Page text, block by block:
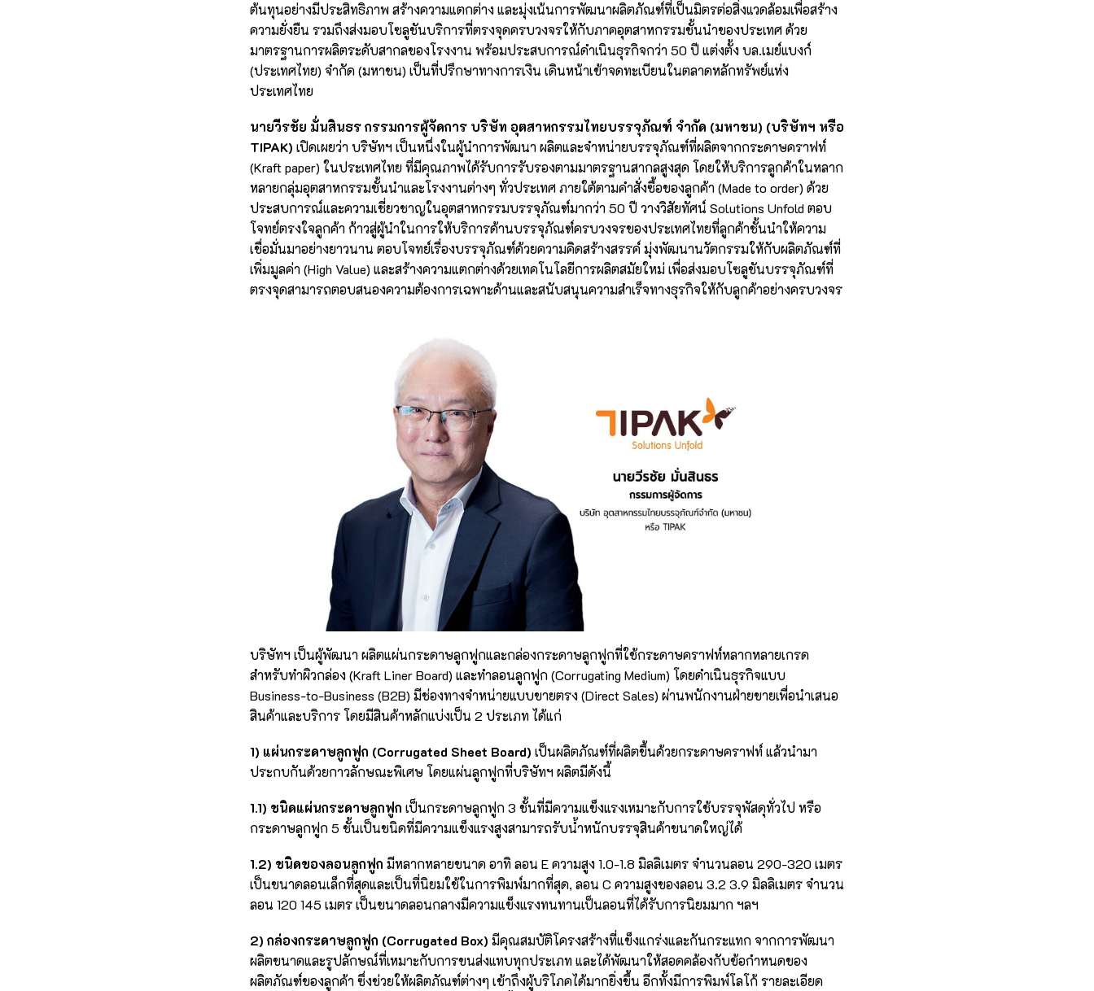
ต้นทุนอย่างมีประสิทธิภาพ สร้างความแตกต่าง และมุ่งเน้นการพัฒนาผลิตภัณฑ์ที่เป็นมิตรต่อสิ่งแวดล้อมเพื่อสร้าง
ความยั่งยืน รวมถึงส่งมอบโซลูชันบริการที่ตรงจุดครบวงจรให้กับภาคอุตสาหกรรมชั้นนำของประเทศ ด้วย
มาตรฐานการผลิตระดับสากลของโรงงาน พร้อมประสบการณ์ดำเนินธุรกิจกว่า 50 ปี แต่งตั้ง บล.เมย์แบงก์
(ประเทศไทย) จำกัด (มหาชน) เป็นที่ปรึกษาทางการเงิน เดินหน้าเข้าจดทะเบียนในตลาดหลักทรัพย์แห่ง
ประเทศไทย
นายวีรชัย มั่นสินธร กรรมการผู้จัดการ บริษัท อุตสาหกรรมไทยบรรจุภัณฑ์ จำกัด (มหาชน) (บริษัทฯ หรือ
TIPAK) เปิดเผยว่า บริษัทฯ เป็นหนึ่งในผู้นำการพัฒนา ผลิตและจำหน่ายบรรจุภัณฑ์ที่ผลิตจากกระดาษคราฟท์
(Kraft paper) ในประเทศไทย ที่มีคุณภาพได้รับการรับรองตามมาตรฐานสากลสูงสุด โดยให้บริการลูกค้าในหลาก
หลายกลุ่มอุตสาหกรรมชั้นนำและโรงงานต่างๆ ทั่วประเทศ ภายใต้ตามคำสั่งซื้อของลูกค้า (Made to order) ด้วย
ประสบการณ์และความเชี่ยวชาญในอุตสาหกรรมบรรจุภัณฑ์มากว่า 50 ปี วางวิสัยทัศน์ Solutions Unfold ตอบ
โจทย์ตรงใจลูกค้า ก้าวสู่ผู้นำในการให้บริการด้านบรรจุภัณฑ์ครบวงจรของประเทศไทยที่ลูกค้าชั้นนำให้ความ
เชื่อมั่นมาอย่างยาวนาน ตอบโจทย์เรื่องบรรจุภัณฑ์ด้วยความคิดสร้างสรรค์ มุ่งพัฒนานวัตกรรมให้กับผลิตภัณฑ์ที่
เพิ่มมูลค่า (High Value) และสร้างความแตกต่างด้วยเทคโนโลยีการผลิตสมัยใหม่ เพื่อส่งมอบโซลูชันบรรจุภัณฑ์ที่
ตรงจุดสามารถตอบสนองความต้องการเฉพาะด้านและสนับสนุนความสำเร็จทางธุรกิจให้กับลูกค้าอย่างครบวงจร
บริษัทฯ เป็นผู้พัฒนา ผลิตแผ่นกระดาษลูกฟูกและกล่องกระดาษลูกฟูกที่ใช้กระดาษคราฟท์หลากหลายเกรด
สำหรับทำผิวกล่อง (Kraft Liner Board) และทำลอนลูกฟูก (Corrugating Medium) โดยดำเนินธุรกิจแบบ
Business-to-Business (B2B) มีช่องทางจำหน่ายแบบขายตรง (Direct Sales) ผ่านพนักงานฝ่ายขายเพื่อนำเสนอ
สินค้าและบริการ โดยมีสินค้าหลักแบ่งเป็น 2 ประเภท ได้แก่
1) แผ่นกระดาษลูกฟูก (Corrugated Sheet Board) เป็นผลิตภัณฑ์ที่ผลิตขึ้นด้วยกระดาษคราฟท์ แล้วนำมา
ประกบกันด้วยกาวลักษณะพิเศษ โดยแผ่นลูกฟูกที่บริษัทฯ ผลิตมีดังนี้
1.1) ชนิดแผ่นกระดาษลูกฟูก เป็นกระดาษลูกฟูก 3 ชั้นที่มีความแข็งแรงเหมาะกับการใช้บรรจุพัสดุทั่วไป หรือ
กระดาษลูกฟูก 5 ชั้นเป็นชนิดที่มีความแข็งแรงสูงสามารถรับน้ำหนักบรรจุสินค้าขนาดใหญ่ได้
1.2) ชนิดของลอนลูกฟูก มีหลากหลายขนาด อาทิ ลอน E ความสูง 1.0-1.8 มิลลิเมตร จำนวนลอน 290-320 เมตร
เป็นขนาดลอนเล็กที่สุดและเป็นที่นิยมใช้ในการพิมพ์มากที่สุด, ลอน C ความสูงของลอน 3.2 3.9 มิลลิเมตร จำนวน
ลอน 120 145 เมตร เป็นขนาดลอนกลางมีความแข็งแรงทนทานเป็นลอนที่ได้รับการนิยมมาก ฯลฯ
2) กล่องกระดาษลูกฟูก (Corrugated Box) มีคุณสมบัติโครงสร้างที่แข็งแกร่งและกันกระแทก จากการพัฒนา
ผลิตขนาดและรูปลักษณ์ที่เหมาะกับการขนส่งแทบทุกประเภท และได้พัฒนาให้สอดคล้องกับข้อกำหนดของ
ผลิตภัณฑ์ของลูกค้า ซึ่งช่วยให้ผลิตภัณฑ์ต่างๆ เข้าถึงผู้บริโภคได้มากยิ่งขึ้น อีกทั้งมีการพิมพ์โลโก้ รายละเอียด